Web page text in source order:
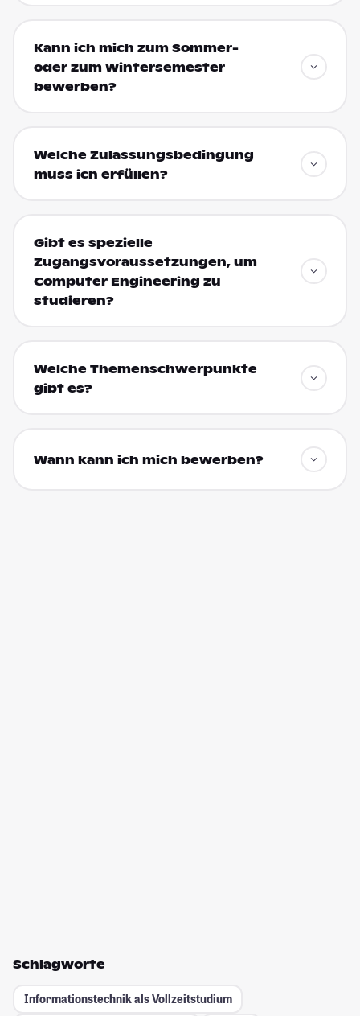
Kann ich mich zum Sommer-
oder zum Wintersemester
bewerben?
Welche Zulassungsbedingung
muss ich erfüllen?
Gibt es spezielle
Zugangsvoraussetzungen, um
Computer Engineering zu
studieren?
Welche Themenschwerpunkte
gibt es?
Wann kann ich mich bewerben?
Schlagworte
Informationstechnik als Vollzeitstudium